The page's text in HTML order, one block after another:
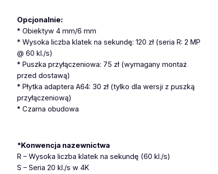
Opcjonalnie:
* Obiektyw 4 mm/6 mm
* Wysoka liczba klatek na sekundę: 120 zł (seria R: 2 MP
@ 60 kl./s)
* Puszka przyłączeniowa: 75 zł (wymagany montaż
przed dostawą)
* Płytka adaptera A64: 30 zł (tylko dla wersji z puszką
przyłączeniową)
* Czarna obudowa
*Konwencja nazewnictwa
R – Wysoka liczba klatek na sekundę (60 kl./s)
S – Seria 20 kl./s w 4K